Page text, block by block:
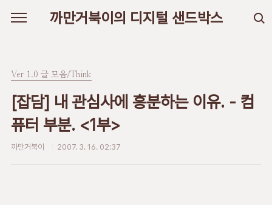
까만거북이의 디지털 샌드박스
Ver 1.0 글 모음/Think
[잡담] 내 관심사에 흥분하는 이유. - 컴
퓨터 부분. <1부>
까만거북이 2007. 3. 16. 02:37